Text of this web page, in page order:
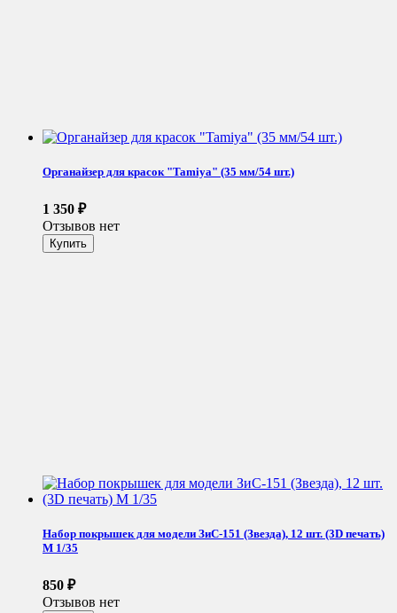
Органайзер для красок "Tamiya" (35 мм/54 шт.)
1 350 ₽
Отзывов нет
Набор покрышек для модели ЗиС-151 (Звезда), 12 шт. (3D печать)
М 1/35
850 ₽
Отзывов нет